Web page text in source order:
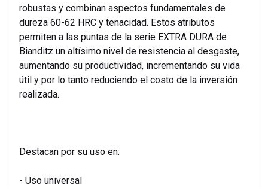
robustas y combinan aspectos fundamentales de
dureza 60-62 HRC y tenacidad. Estos atributos
permiten a las puntas de la serie EXTRA DURA de
Bianditz un altísimo nivel de resistencia al desgaste,
aumentando su productividad, incrementando su vida
útil y por lo tanto reduciendo el costo de la inversión
realizada.
Destacan por su uso en:
- Uso universal